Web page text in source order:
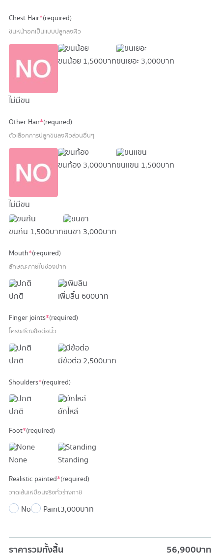
Chest Hair*(required)
ขนหน้าอกเป็นเเบบปลูกลงผิว
ไม่มีขน
ขนน้อย 1,500 บาทขนเยอะ 3,000 บาท
Other Hair*(required)
ตัวเลือกการปลูกขนลงผิวส่วนอื่นๆ
ไม่มีขน
ขนท้อง 3,000 บาทขนเเขน 1,500 บาท
ขนก้น 1,500 บาทขนขา 3,000 บาท
Mouth*(required)
ลักษณะภายในช่องปาก
ปกติ เพิ่มลิ้น 600 บาท
Finger joints*(required)
โครงสร้างข้อต่อนิ้ว
ปกติ มีข้อต่อ 2,500 บาท
Shoulders*(required)
ปกติ ยักไหล่
Foot*(required)
None Standing
Realistic painted*(required)
วาดเส้นเหมือนจริงทั่วร่างกาย
No Paint3,000 บาท
ราคารวมทั้งสิ้น 56,900บาท